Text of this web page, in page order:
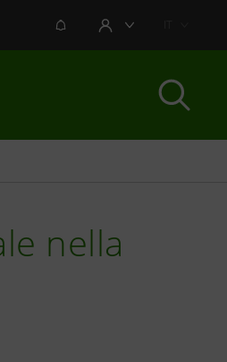
NOTIFICHEAREA UTENTE
nella